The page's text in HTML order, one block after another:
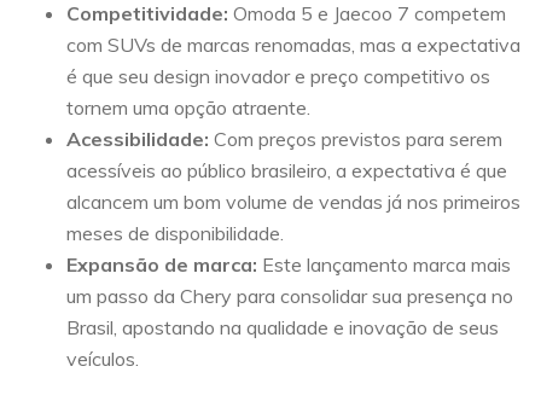
Competitividade: Omoda 5 e Jaecoo 7 competem
com SUVs de marcas renomadas, mas a expectativa
é que seu design inovador e preço competitivo os
tornem uma opção atraente.
Acessibilidade: Com preços previstos para serem
acessíveis ao público brasileiro, a expectativa é que
alcancem um bom volume de vendas já nos primeiros
meses de disponibilidade.
Expansão de marca: Este lançamento marca mais
um passo da Chery para consolidar sua presença no
Brasil, apostando na qualidade e inovação de seus
veículos.